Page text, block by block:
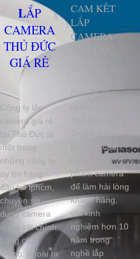
LẮP
CAMERA
THỦ ĐỨC
GIÁ RẺ
Công ty lắp
camera giá rẻ
tại Thủ Đức là
một trong
những công ty
uy tín hàng
đầu tại tphcm,
chuyên sử
dụng camera
quan sát chính
hãng chất
lượng, ngoài ra
CAM KẾT
LẮP
CAMERA
Công ty lắp
luôn lấy chất
phẩm camera
để làm hài lòng
khách hàng,
với kinh
nghiệm hơn 10
năm trong
nghề lắp